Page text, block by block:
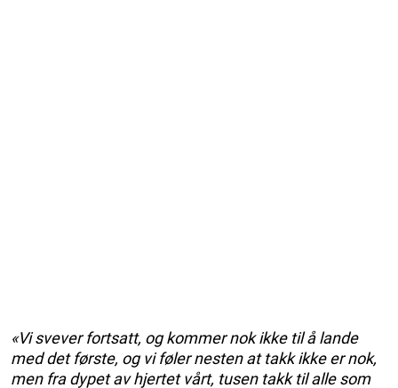
«Vi svever fortsatt, og kommer nok ikke til å lande
med det første, og vi føler nesten at takk ikke er nok,
men fra dypet av hjertet vårt, tusen takk til alle som